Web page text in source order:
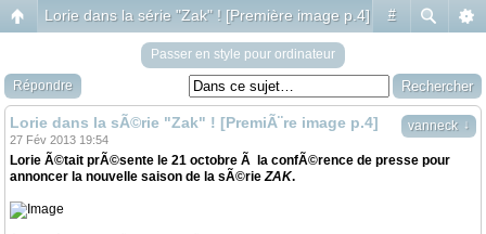
#
Lorie dans la série "Zak" ! [Première image p.4]
Passer en style pour ordinateur
Répondre
vanneck ↓
Lorie dans la sÃ©rie "Zak" ! [PremiÃ¨re image p.4]
27 Fév 2013 19:54
Lorie Ã©tait prÃ©sente le 21 octobre Ã la confÃ©rence de presse pour
annoncer la nouvelle saison de la sÃ©rieZAK.